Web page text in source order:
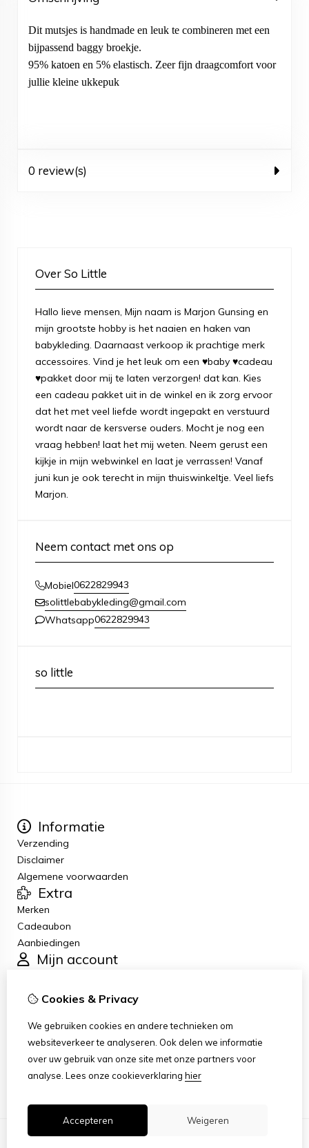
Dit mutsjes is handmade en leuk te combineren met een
bijpassend baggy broekje.
95% katoen en 5% elastisch. Zeer fijn draagcomfort voor
jullie kleine ukkepuk
0 review(s)
Over So Little
Hallo lieve mensen, Mijn naam is Marjon Gunsing en
mijn grootste hobby is het naaien en haken van
babykleding. Daarnaast verkoop ik prachtige merk
accessoires. Vind je het leuk om een ♥baby ♥cadeau
♥pakket door mij te laten verzorgen! dat kan. Kies
een cadeau pakket uit in de winkel en ik zorg ervoor
dat het met veel liefde wordt ingepakt en verstuurd
wordt naar de kersverse ouders. Mocht je nog een
vraag hebben! laat het mij weten. Neem gerust een
kijkje in mijn webwinkel en laat je verrassen! Vanaf
juni kun je ook terecht in mijn thuiswinkeltje. Veel liefs
Marjon.
Neem contact met ons op
Mobiel0622829943
solittlebabykleding@gmail.com
Whatsapp0622829943
so little
Informatie
Verzending
Disclaimer
Algemene voorwaarden
Extra
Merken
Cadeaubon
Aanbiedingen
Mijn account
Bestelhistorie
Klantenservice
Contact
Retourneren
Sitemap
Cookies & Privacy
We gebruiken cookies en andere technieken om
websiteverkeer te analyseren. Ook delen we informatie
over uw gebruik van onze site met onze partners voor
analyse. Lees onze cookieverklaring hier
Accepteren Weigeren